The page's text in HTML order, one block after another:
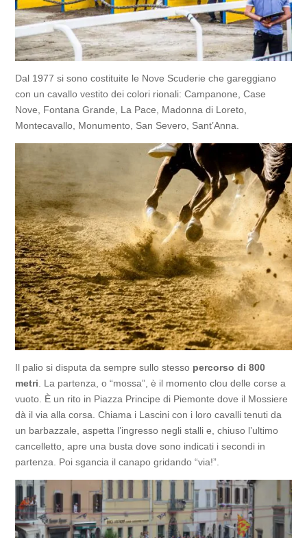
Dal 1977 si sono costituite le Nove Scuderie che gareggiano
con un cavallo vestito dei colori rionali: Campanone, Case
Nove, Fontana Grande, La Pace, Madonna di Loreto,
Montecavallo, Monumento, San Severo, Sant’Anna.
Il palio si disputa da sempre sullo stesso percorso di 800
metri. La partenza, o “mossa”, è il momento clou delle corse a
vuoto. È un rito in Piazza Principe di Piemonte dove il Mossiere
dà il via alla corsa. Chiama i Lascini con i loro cavalli tenuti da
un barbazzale, aspetta l’ingresso negli stalli e, chiuso l’ultimo
cancelletto, apre una busta dove sono indicati i secondi in
partenza. Poi sgancia il canapo gridando “via!”.